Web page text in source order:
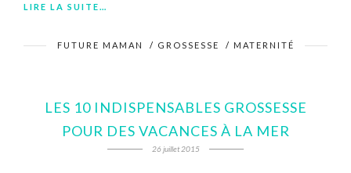
LIRE LA SUITE…
FUTURE MAMAN / GROSSESSE / MATERNITÉ
LES 10 INDISPENSABLES GROSSESSE
POUR DES VACANCES À LA MER
26 juillet 2015